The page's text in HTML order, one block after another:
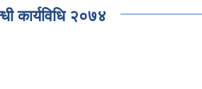
कार्यविधि २०७४